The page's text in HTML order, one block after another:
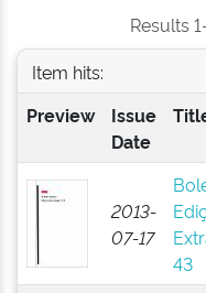
Results
Item hits:
Preview
Issue
Date
2013-
07-17
43